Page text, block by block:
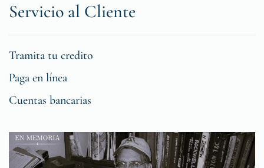
Servicio al Cliente
Tramita tu credito
Paga en línea
Cuentas bancarias